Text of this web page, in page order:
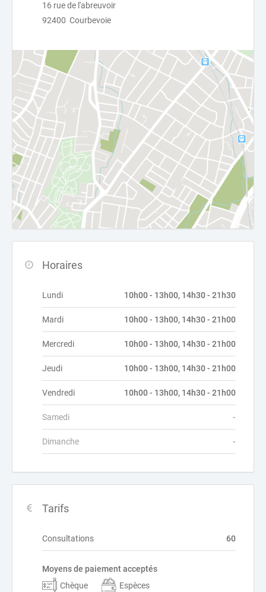
16 rue de l'abreuvoir
92400 Courbevoie
Horaires
Lundi 10h00 - 13h00, 14h30 - 21h30
Mardi 10h00 - 13h00, 14h30 - 21h00
Mercredi 10h00 - 13h00, 14h30 - 21h00
Jeudi 10h00 - 13h00, 14h30 - 21h00
Vendredi 10h00 - 13h00, 14h30 - 21h00
Samedi -
Dimanche -
Tarifs
Consultations 60
Moyens de paiement acceptés
Chèque
Espèces